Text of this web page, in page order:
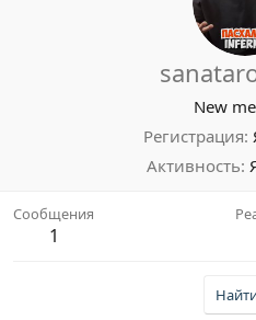
New
Регистрация
Активность
Сообщения
1